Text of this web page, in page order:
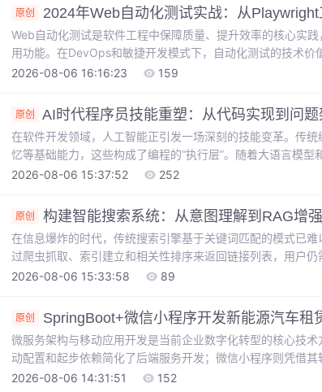
原创 2024年Web自动化测试实战：从
Web自动化测试是软件工程中保障质量、提升效率的核心实
用功能。在DevOps和敏捷开发模式下，自动化测试的技术
CI/CD流水线的关键环节。应用场景覆盖从单元测试、集成测
框架，通过实战演示了如何结合页面对象模型和GitHub
2026-08-06 16:16:23 159
原创 AI时代程序员技能重塑：从代码实现到问
在软件开发领域，人工智能正引发一场深刻的技能变革。传
忆等基础能力，这些构成了编程的“执行层”。随着大语言模
这些基于记忆和重复执行的技能正被快速自动化。其技术价
维度。应用场景涵盖从需求分析、架构权衡到人机协作工作流
2026-08-06 15:37:52 252
原创 构建智能搜索系统：从意图理解到RAG增
在信息爆炸的时代，传统搜索引擎基于关键词匹配的模式已
过爬虫抓取、索引建立和相关性排序来返回链接列表，用户
言处理（NLP）和大型语言模型（LLM）实现从“关键词匹配”
非链接列表。这大幅提升了信息获取效率，尤其适用于技术
2026-08-06 15:33:58 89
原创 SpringBoot+微信小程序开发新能源汽车租
微服务架构与移动应用开发是当前企业数字化转型的核心技
动配置和起步依赖简化了后端服务开发；微信小程序则凭借
重要入口。在新能源汽车租赁场景中，技术栈的合理选型直
2026-08-06 14:31:51 152